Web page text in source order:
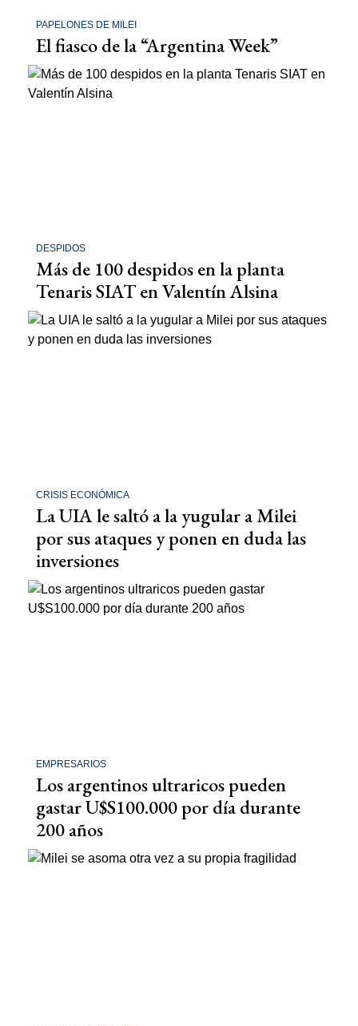
PAPELONES DE MILEI
El fiasco de la “Argentina Week”
DESPIDOS
Más de 100 despidos en la planta
Tenaris SIAT en Valentín Alsina
CRISIS ECONÓMICA
La UIA le saltó a la yugular a Milei
por sus ataques y ponen en duda las
inversiones
EMPRESARIOS
Los argentinos ultraricos pueden
gastar U$S100.000 por día durante
200 años